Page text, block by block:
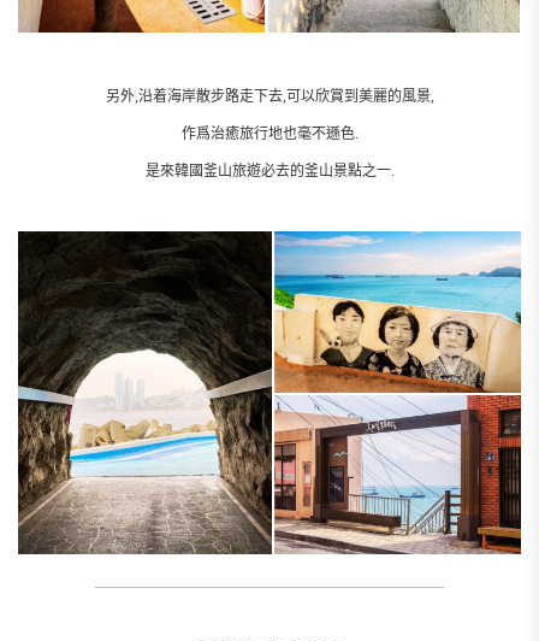
另外,沿着海岸散步路走下去,可以欣賞到美麗的風景,
作爲治癒旅行地也毫不遜色.
是來韓國釜山旅遊必去的釜山景點之一.